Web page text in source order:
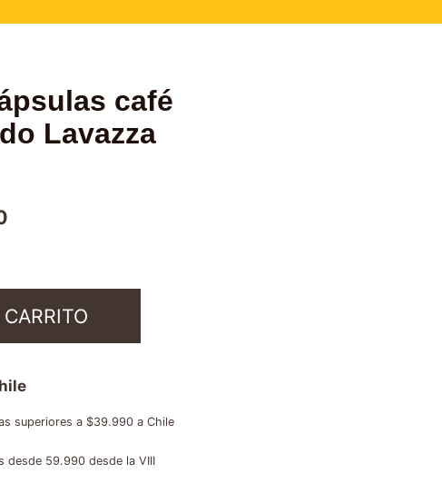
café
Lavazza
superiores a $39.990 a Chile
desde 59.990 desde la VIII